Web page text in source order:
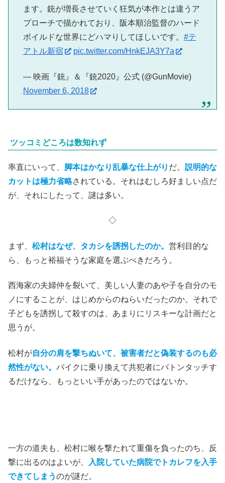
ます。銃が増長させていく狂気が本作とは違うア
プローチで描かれており、阪本順治監督のハード
ボイルドな世界にどハマりしてほしいです。 #テ
アトル新宿
pic.twitter.com/HnkEJA3Y7a
— 映画『銃』＆『銃2020』公式 (@GunMovie)
November 6, 2018
ツッコミどころは数知れず
率直にいって、 脚本はかなり乱暴な仕上がり だ。 説明的な
カットは極力省略されている。それはむしろ好ましい点だ
が、それにしたって、謎は多い。
◇
まず、 松村はなぜ、タカシを誘拐したのか。 営利目的な
ら、もっと裕福そうな家庭を選ぶべきだろう。
西海家の夫婦仲を裂いて、美しい人妻のあや子を自分のモ
ノにすることが、はじめからのねらいだったのか。それで
子どもを誘拐して殺すのは、あまりにリスキーな計画だと
思うが。
松村が自分の肩を撃ちぬいて、被害者だと偽装するのも必
然性がない。 バイクに乗り換えて共犯者にバトンタッチす
るだけなら、もっといい手があったのではないか。
一方の道夫も、松村に喉を撃たれて重傷を負ったのち、反
撃に出るのはよいが、
入院していた病院でトカレフを入手
できてしまうのが謎だ。